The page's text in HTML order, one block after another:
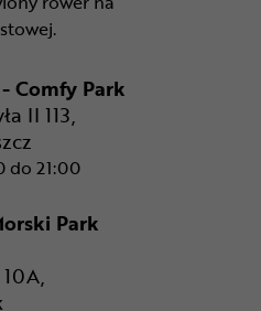
Comfy Park
II 113,
do 21:00
Bydgoszcz - Comfy Park
Park